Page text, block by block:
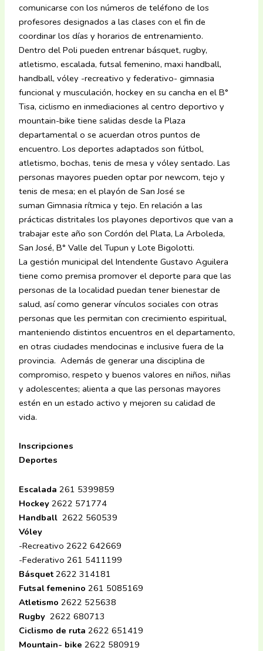
comunicarse con los números de teléfono de los
profesores designados a las clases con el fin de
coordinar los días y horarios de entrenamiento.
Dentro del Poli pueden entrenar básquet, rugby,
atletismo, escalada, futsal femenino, maxi handball,
handball, vóley -recreativo y federativo- gimnasia
funcional y musculación, hockey en su cancha en el B°
Tisa, ciclismo en inmediaciones al centro deportivo y
mountain-bike tiene salidas desde la Plaza
departamental o se acuerdan otros puntos de
encuentro. Los deportes adaptados son fútbol,
atletismo, bochas, tenis de mesa y vóley sentado. Las
personas mayores pueden optar por newcom, tejo y
tenis de mesa; en el playón de San José se
suman Gimnasia rítmica y tejo. En relación a las
prácticas distritales los playones deportivos que van a
trabajar este año son Cordón del Plata, La Arboleda,
San José, B° Valle del Tupun y Lote Bigolotti.
La gestión municipal del Intendente Gustavo Aguilera
tiene como premisa promover el deporte para que las
personas de la localidad puedan tener bienestar de
salud, así como generar vínculos sociales con otras
personas que les permitan con crecimiento espiritual,
manteniendo distintos encuentros en el departamento,
en otras ciudades mendocinas e inclusive fuera de la
provincia. Además de generar una disciplina de
compromiso, respeto y buenos valores en niños, niñas
y adolescentes; alienta a que las personas mayores
estén en un estado activo y mejoren su calidad de
vida.
Inscripciones
Deportes
Escalada 261 5399859
Hockey2622 571774
Handball 2622 560539
Vóley
-Recreativo 2622 642669
-Federativo 261 5411199
Básquet2622 314181
Futsal femenino 261 5085169
Atletismo 2622 525638
Rugby 2622 680713
Ciclismo de ruta 2622 651419
Mountain- bike2622 580919